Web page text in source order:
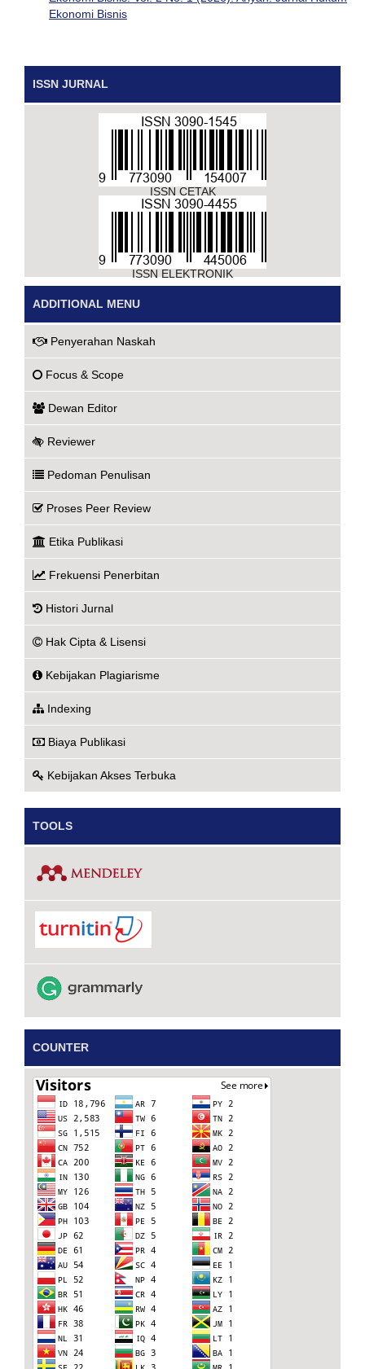
Ekonomi Bisnis
ISSN JURNAL
ISSN CETAK
ISSN ELEKTRONIK
ADDITIONAL MENU
Penyerahan Naskah
Focus & Scope
Dewan Editor
Reviewer
Pedoman Penulisan
Proses Peer Review
Etika Publikasi
Frekuensi Penerbitan
Histori Jurnal
Hak Cipta & Lisensi
Kebijakan Plagiarisme
Indexing
Biaya Publikasi
Kebijakan Akses Terbuka
TOOLS
COUNTER